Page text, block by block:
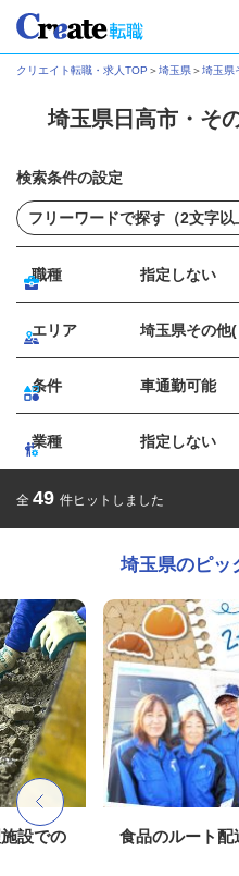
クリエイト転職・求人TOP ＞埼玉県＞埼玉県
埼玉県日高市・そ
検索条件の設定
職種 指定しない
エリア 埼玉県その他
条件 車通勤可能
業種 指定しない
全 49 件ヒットしました
埼玉県のピッ
設での 食品のルート配